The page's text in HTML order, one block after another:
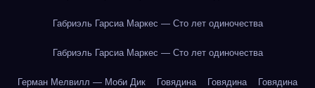
Габриэль Гарсиа Маркес — Сто лет одиночества
Габриэль Гарсиа Маркес — Сто лет одиночества
Герман Мелвилл — Моби Дик Говядина Говядина Говядина